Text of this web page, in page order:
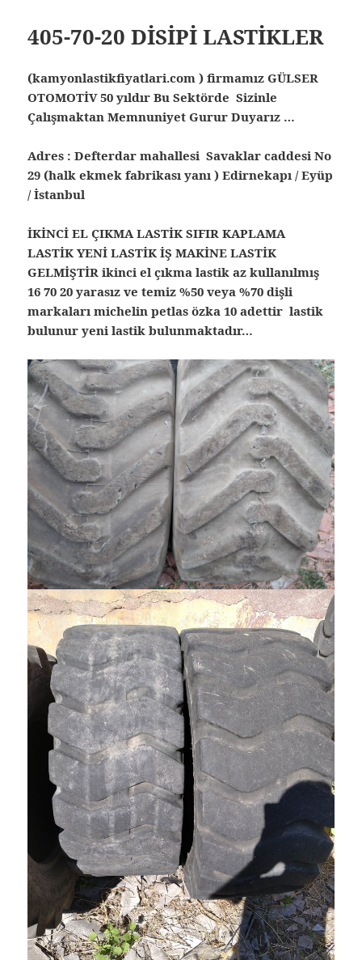
405-70-20 DİSİPİ LASTİKLER
(kamyonlastikfiyatlari.com ) firmamız GÜLSER
OTOMOTİV 50 yıldır Bu Sektörde Sizinle
Çalışmaktan Memnuniyet Gurur Duyarız …
Adres : Defterdar mahallesi Savaklar caddesi No
29 (halk ekmek fabrikası yanı ) Edirnekapı / Eyüp
/ İstanbul
İKİNCİ EL ÇIKMA LASTİK SIFIR KAPLAMA
LASTİK YENİ LASTİK İŞ MAKİNE LASTİK
GELMİŞTİR ikinci el çıkma lastik az kullanılmış
16 70 20 yarasız ve temiz %50 veya %70 dişli
markaları michelin petlas özka 10 adettir lastik
bulunur yeni lastik bulunmaktadır…